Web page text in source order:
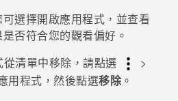
選擇開啟應用程式，並查看
否符合您的觀看偏好。
清單中移除，請點選
>
用程式，然後點選移除。